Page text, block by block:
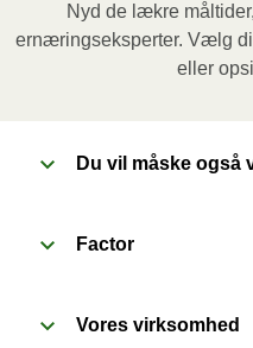
Ovn (170˚C):
Forvarm ovnen. Fjern
i yderligere 1 minut,
Nyd de lækre
ernæringseksperter. Vælg
eller
Du vil måske også
Factor
Vores virksomhed